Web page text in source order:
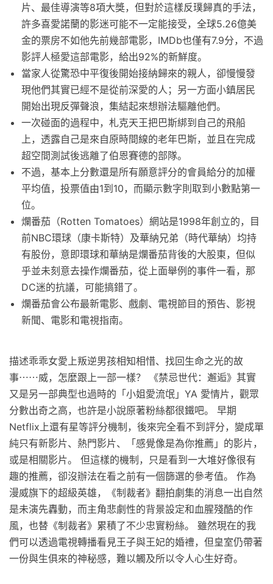
片、最佳導演等8項大獎，但對於這樣反璞歸真的手法，
許多喜愛諾蘭的影迷可能不一定能接受，全球5.26億美
金的票房不如他先前幾部電影，IMDb也僅有7.9分，不過
影評人極愛這部電影，給出92%的新鮮度。
當家人從驚恐中平復後開始接納歸來的親人，卻慢慢發
現他們其實已經不是從前深愛的人；另一方面小鎮居民
開始出現反彈聲浪，集結起來想辦法驅離他們。
一次碰面的過程中，札克天王把巴斯綁到自己的飛船
上，透露自己是來自原時間線的老年巴斯，並且在完成
超空間測試後逃離了伯恩賽德的部隊。
不過，基本上分數還是所有願意評分的會員給分的加權
平均值，投票值由1到10，而顯示數字則取到小數點第一
位。
爛番茄（Rotten Tomatoes）網站是1998年創立的，目
前NBC環球（康卡斯特）及華納兄弟（時代華納）均持
有股份，意即環球和華納是爛番茄背後的大股東，但似
乎並未刻意去操作爛番茄，從上面舉例的事件一看，那
DC迷的抗議，可能搞錯了。
爛番茄會公布最新電影、戲劇、電視節目的預告、影視
新聞、電影和電視指南。
描述乖乖女愛上叛逆男孩相知相惜、找回生命之光的故
事⋯⋯威，怎麼跟上一部一樣？ 《禁忌世代：邂逅》其實
又是另一部典型也過時的「小姐愛流氓」YA 愛情片，觀眾
分數出奇之高，也許是小說原著粉絲都很鐵吧。 早期
Netflix上還有星等評分機制，後來完全看不到評分，變成單
純只有新影片、熱門影片、「感覺像是為你推薦」的影片，
或是相關影片。 但這樣的機制，只是看到一大堆好像很有
趣的推薦，卻沒辦法在看之前有一個篩選的參考值。 作為
漫威旗下的超級英雄，《制裁者》翻拍劇集的消息一出自然
是未演先轟動，而主角悲劇性的背景設定和血腥殘酷的作
風，也替《制裁者》累積了不少忠實粉絲。 雖然現在的我
們可以透過電視轉播看見王子與王妃的婚禮，但皇室仍帶著
一份與生俱來的神秘感，難以觸及所以令人心生好奇。